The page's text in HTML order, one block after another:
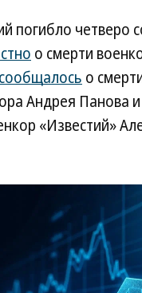
погибло четверо
о смерти
сообщалось о
Андрея Панова
«Известий»